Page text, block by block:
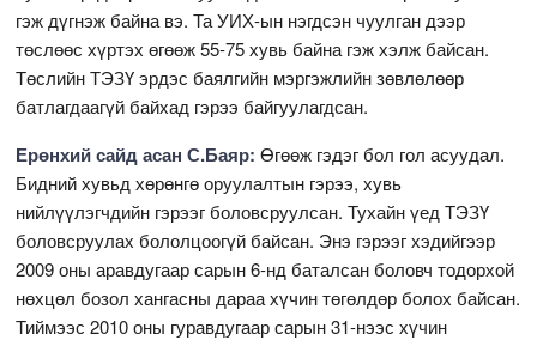
гэж дүгнэж байна вэ. Та УИХ-ын нэгдсэн чуулган дээр
төслөөс хүртэх өгөөж 55-75 хувь байна гэж хэлж байсан.
Төслийн ТЭЗҮ эрдэс баялгийн мэргэжлийн зөвлөлөөр
батлагдаагүй байхад гэрээ байгуулагдсан.
Ерөнхий сайд асан С.Баяр: Өгөөж гэдэг бол гол асуудал.
Бидний хувьд хөрөнгө оруулалтын гэрээ, хувь
нийлүүлэгчдийн гэрээг боловсруулсан. Тухайн үед ТЭЗҮ
боловсруулах бололцоогүй байсан. Энэ гэрээг хэдийгээр
2009 оны аравдугаар сарын 6-нд баталсан боловч тодорхой
нөхцөл бозол хангасны дараа хүчин төгөлдөр болох байсан.
Тиймээс 2010 оны гуравдугаар сарын 31-нээс хүчин